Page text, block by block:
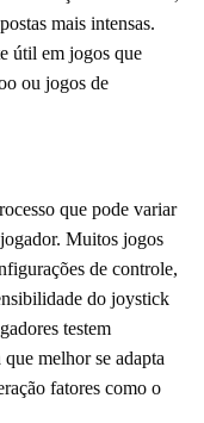
mais intensas.
útil em jogos que
ou jogos de
que pode variar
Muitos jogos
de controle,
do joystick
testem
melhor se adapta
fatores como o